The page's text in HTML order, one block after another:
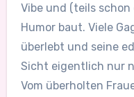
Vibe und (teils
Humor baut. Viele
überlebt und seine
Sicht eigentlich nur
Vom überholten